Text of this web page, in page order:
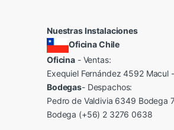
Nuestras Instalaciones
Oficina Chile
Oficina - Ventas:
Exequiel Fernández 4592 Macul
Bodegas- Despachos:
Pedro de Valdivia 6349 Bodega
Bodega (+56) 2 3276 0638